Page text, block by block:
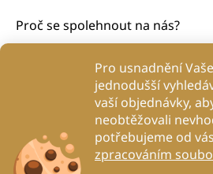
Pro usnadnění
jednodušší
vaší objednávky,
neobtěžovali
potřebujeme od
zpracováním
Proč se spolehnout na nás?
Obchodní podmínky
Podmínky ochrany osobních
Proč to děláme?
Blog
DogRehab